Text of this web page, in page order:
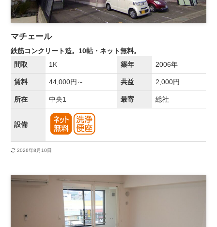
マチェール
鉄筋コンクリート造。10帖・ネット無料。
間取
1K 築年 2006年
賃料 44,000円～ 共益 2,000円
所在 中央1 最寄 総社
設備
2026年8月10日